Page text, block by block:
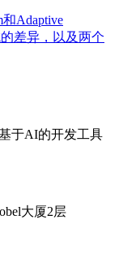
Adaptive
差异，以及两个
于AI的开发工具
大厦2层